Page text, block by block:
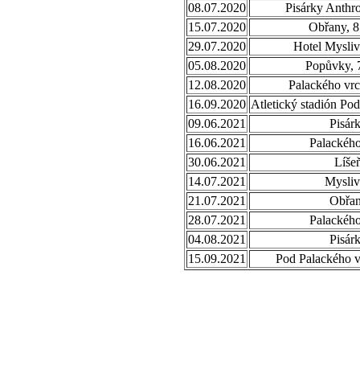
08.07.2020
Pisárky
15.07.2020
Obřany,
29.07.2020
Hotel
05.08.2020
Popůvky,
12.08.2020
Palackého
16.09.2020 Atletický stadión
09.06.2021
16.06.2021
30.06.2021
14.07.2021
21.07.2021
28.07.2021
04.08.2021
15.09.2021
Pod Palackého